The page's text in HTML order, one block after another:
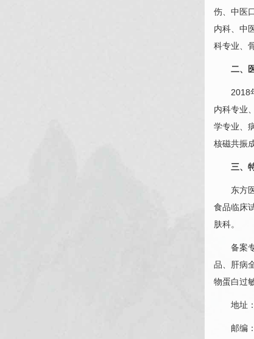
伤、中医
内科、中
科专业、
二、
2018年
内科专业、
学专业、
核磁共振
三、
东方医
食品临床
肤科。
备案专
品、肝病
物蛋白过
地址：
邮编：